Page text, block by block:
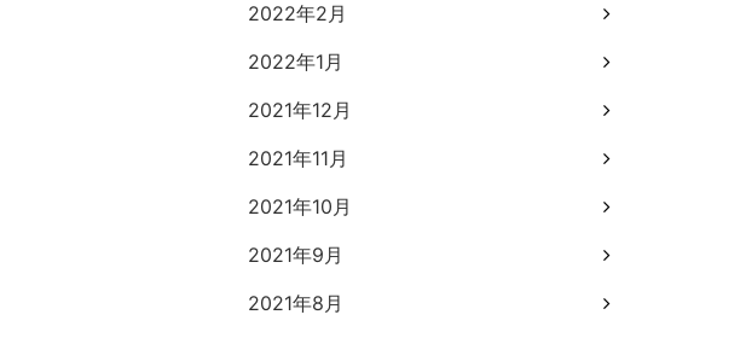
2022年2月
2022年1月
2021年12月
2021年11月
2021年10月
2021年9月
2021年8月